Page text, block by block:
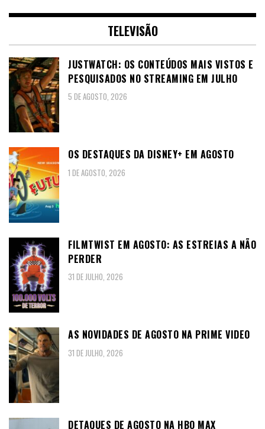
TELEVISÃO
JUSTWATCH: OS CONTEÚDOS MAIS VISTOS E
PESQUISADOS NO STREAMING EM JULHO
5 DE AGOSTO, 2026
OS DESTAQUES DA DISNEY+ EM AGOSTO
1 DE AGOSTO, 2026
FILMTWIST EM AGOSTO: AS ESTREIAS A NÃO
PERDER
31 DE JULHO, 2026
AS NOVIDADES DE AGOSTO NA PRIME VIDEO
31 DE JULHO, 2026
DETAQUES DE AGOSTO NA HBO MAX